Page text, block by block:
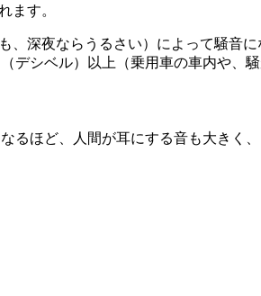
ます。
深夜ならうるさい）によって騒音に
デシベル）以上（乗用車の車内や、
ほど、人間が耳にする音も大きく、